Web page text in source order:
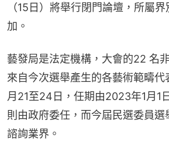
（15日）將舉行閉門論壇，所屬
加。
藝發局是法定機構，大會的22 名
來自今次選舉產生的各藝術範疇
月21至24日，任期由2023年1月1
則由政府委任，而今屆民選委員
諮詢業界。